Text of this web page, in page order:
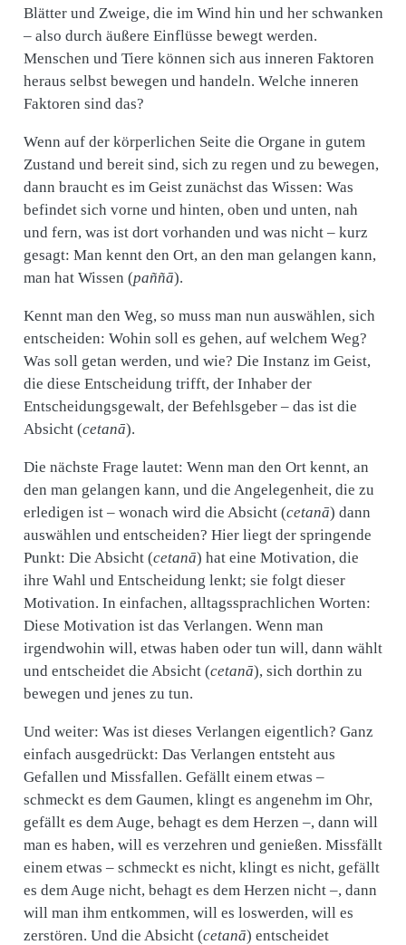
Blätter und Zweige, die im Wind hin und her schwanken
– also durch äußere Einflüsse bewegt werden.
Menschen und Tiere können sich aus inneren Faktoren
heraus selbst bewegen und handeln. Welche inneren
Faktoren sind das?
Wenn auf der körperlichen Seite die Organe in gutem
Zustand und bereit sind, sich zu regen und zu bewegen,
dann braucht es im Geist zunächst das Wissen: Was
befindet sich vorne und hinten, oben und unten, nah
und fern, was ist dort vorhanden und was nicht – kurz
gesagt: Man kennt den Ort, an den man gelangen kann,
man hat Wissen (paññā).
Kennt man den Weg, so muss man nun auswählen, sich
entscheiden: Wohin soll es gehen, auf welchem Weg?
Was soll getan werden, und wie? Die Instanz im Geist,
die diese Entscheidung trifft, der Inhaber der
Entscheidungsgewalt, der Befehlsgeber – das ist die
Absicht (cetanā).
Die nächste Frage lautet: Wenn man den Ort kennt, an
den man gelangen kann, und die Angelegenheit, die zu
erledigen ist – wonach wird die Absicht (cetanā) dann
auswählen und entscheiden? Hier liegt der springende
Punkt: Die Absicht (cetanā) hat eine Motivation, die
ihre Wahl und Entscheidung lenkt; sie folgt dieser
Motivation. In einfachen, alltagssprachlichen Worten:
Diese Motivation ist das Verlangen. Wenn man
irgendwohin will, etwas haben oder tun will, dann wählt
und entscheidet die Absicht (cetanā), sich dorthin zu
bewegen und jenes zu tun.
Und weiter: Was ist dieses Verlangen eigentlich? Ganz
einfach ausgedrückt: Das Verlangen entsteht aus
Gefallen und Missfallen. Gefällt einem etwas –
schmeckt es dem Gaumen, klingt es angenehm im Ohr,
gefällt es dem Auge, behagt es dem Herzen –, dann will
man es haben, will es verzehren und genießen. Missfällt
einem etwas – schmeckt es nicht, klingt es nicht, gefällt
es dem Auge nicht, behagt es dem Herzen nicht –, dann
will man ihm entkommen, will es loswerden, will es
zerstören. Und die Absicht (cetanā) entscheidet